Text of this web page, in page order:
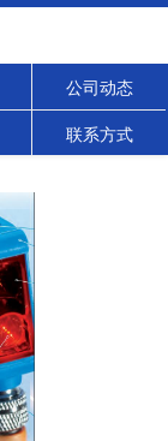
公司动态
联系方式